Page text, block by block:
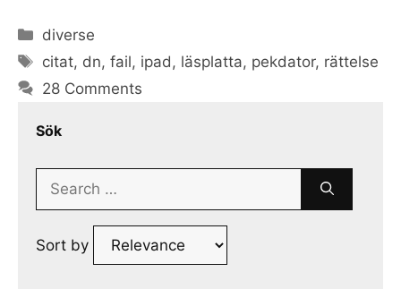
Categories
diverse
Tags
citat, dn,fail, ipad, läsplatta, pekdator, rättelse
28 Comments
Sök
Search
Sort by